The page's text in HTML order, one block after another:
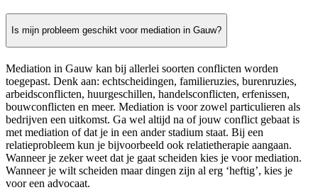
Is mijn probleem geschikt voor mediation in Gauw?
Mediation in Gauw kan bij allerlei soorten conflicten worden
toegepast. Denk aan: echtscheidingen, familieruzies, burenruzies,
arbeidsconflicten, huurgeschillen, handelsconflicten, erfenissen,
bouwconflicten en meer. Mediation is voor zowel particulieren als
bedrijven een uitkomst. Ga wel altijd na of jouw conflict gebaat is
met mediation of dat je in een ander stadium staat. Bij een
relatieprobleem kun je bijvoorbeeld ook relatietherapie aangaan.
Wanneer je zeker weet dat je gaat scheiden kies je voor mediation.
Wanneer je wilt scheiden maar dingen zijn al erg ‘heftig’, kies je
voor een advocaat.